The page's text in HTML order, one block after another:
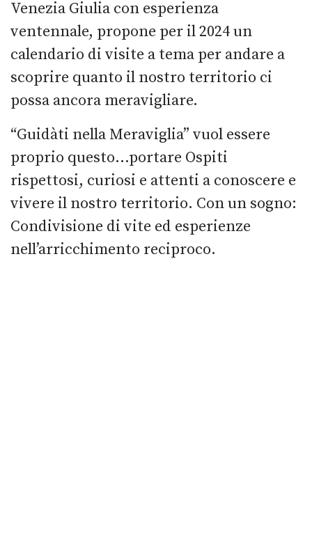
Venezia Giulia con esperienza
ventennale, propone per il 2024 un
calendario di visite a tema per andare a
scoprire quanto il nostro territorio ci
possa ancora meravigliare.
“Guidàti nella Meraviglia” vuol essere
proprio questo…portare Ospiti
rispettosi, curiosi e attenti a conoscere e
vivere il nostro territorio. Con un sogno:
Condivisione di vite ed esperienze
nell’arricchimento reciproco.